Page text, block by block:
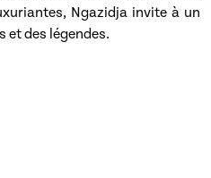
Ngazidja invite à un
et des légendes.